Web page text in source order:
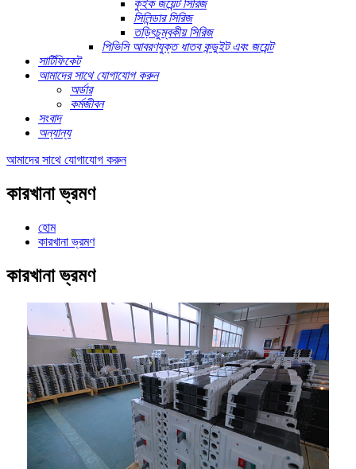
কুইক জয়েন্ট সিরিজ
সিলিন্ডার সিরিজ
তড়িৎচুম্বকীয় সিরিজ
পিভিসি আবরণযুক্ত ধাতব কন্ডুইট এবং জয়েন্ট
সার্টিফিকেট
আমাদের সাথে যোগাযোগ করুন
অর্ডার
কর্মজীবন
সংবাদ
অন্যান্য
আমাদের সাথে যোগাযোগ করুন
কারখানা ভ্রমণ
হোম
কারখানা ভ্রমণ
কারখানা ভ্রমণ